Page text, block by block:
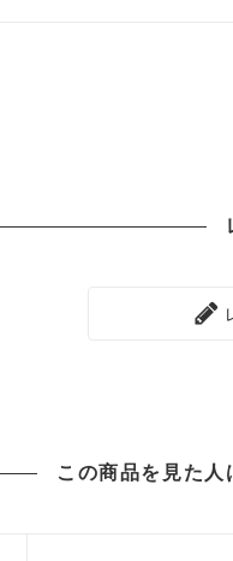
この商品を見た人